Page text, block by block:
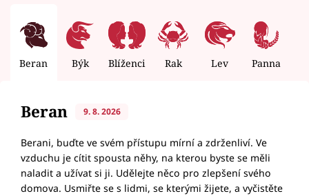
Beran Býk Blíženci Rak Lev Panna
Beran 9. 8. 2026
Berani, buďte ve svém přístupu mírní a zdrženliví. Ve
vzduchu je cítit spousta něhy, na kterou byste se měli
naladit a užívat si ji. Udělejte něco pro zlepšení svého
domova. Usmiřte se s lidmi, se kterými žijete, a vyčistěte